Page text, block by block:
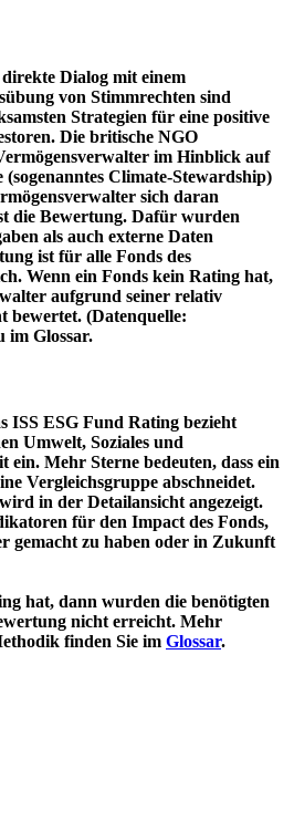
Dialog mit einem
von Stimmrechten sind
Strategien für eine positive
Die britische NGO
im Hinblick auf
Climate-Stewardship)
sich daran
die Bewertung. Dafür wurden
als auch externe Daten
ist für alle Fonds des
Wenn ein Fonds kein Rating hat,
aufgrund seiner relativ
bewertet. (Datenquelle:
im Glossar.
ISS ESG Fund Rating bezieht
Umwelt, Soziales und
Mehr Sterne bedeuten, dass ein
Vergleichsgruppe abschneidet.
in der Detailansicht angezeigt.
für den Impact des Fonds,
gemacht zu haben oder in Zukunft
hat, dann wurden die benötigten
nicht erreicht. Mehr
finden Sie im Glossar.